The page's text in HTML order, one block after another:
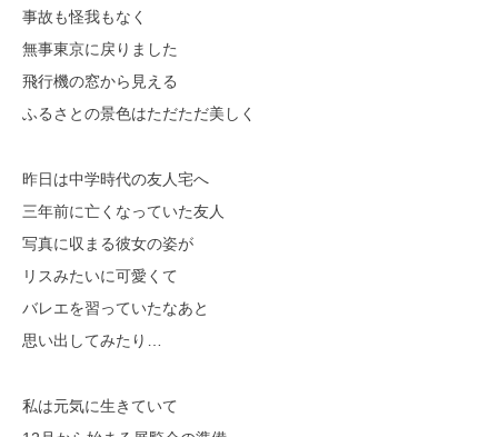
事故も怪我もなく
無事東京に戻りました
飛行機の窓から見える
ふるさとの景色はただただ美しく
昨日は中学時代の友人宅へ
三年前に亡くなっていた友人
写真に収まる彼女の姿が
リスみたいに可愛くて
バレエを習っていたなあと
思い出してみたり…
私は元気に生きていて